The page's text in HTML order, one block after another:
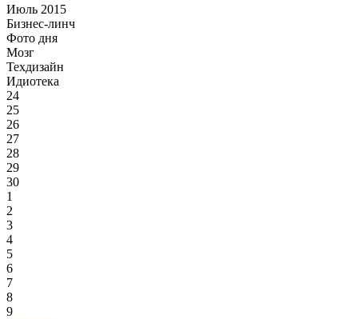
Июль 2015
Бизнес-линч
Фото дня
Мозг
Техдизайн
Идиотека
24
25
26
27
28
29
30
1
2
3
4
5
6
7
8
9